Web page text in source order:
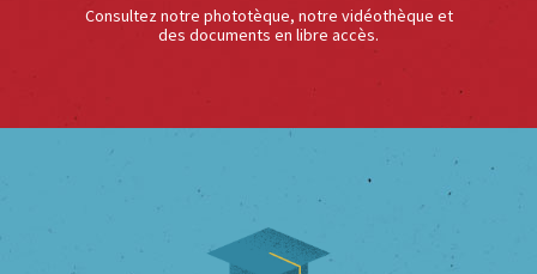
Consultez notre phototèque, notre vidéothèque et
des documents en libre accès.